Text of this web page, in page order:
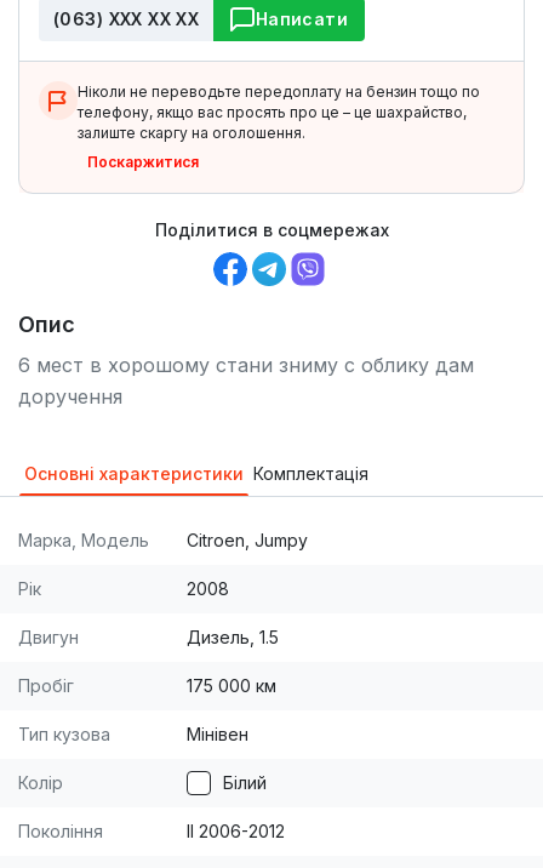
(063) ХХХ ХХ ХХ Написати
Ніколи не переводьте передоплату на бензин тощо по
телефону, якщо вас просять про це – це шахрайство,
залиште скаргу на оголошення.
Поскаржитися
Поділитися в соцмережах
Опис
6 мест в хорошому стани зниму с облику дам
доручення
Основні характеристики Комплектація
Марка, Модель Citroen, Jumpy
Рік 2008
Двигун Дизель, 1.5
Пробіг 175 000 км
Тип кузова Мінівен
Колір Білий
Покоління II 2006-2012